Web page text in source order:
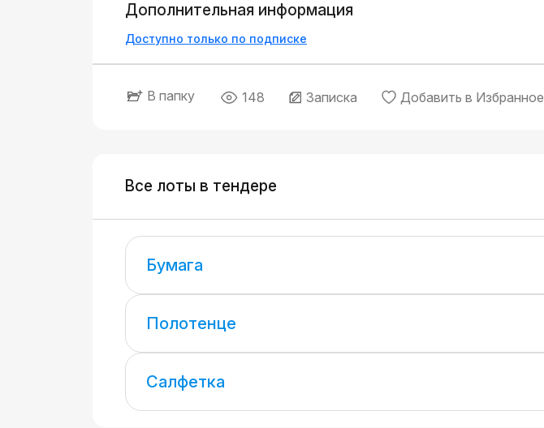
Дополнительная информация
Доступно только по подписке
В папку 148 Записка Добавить в Избранное
Все лоты в тендере
Бумага
Полотенце
Салфетка